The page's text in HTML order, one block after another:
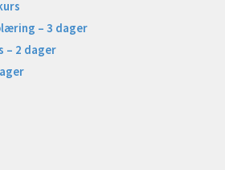
– 3 dager
– 2 dager